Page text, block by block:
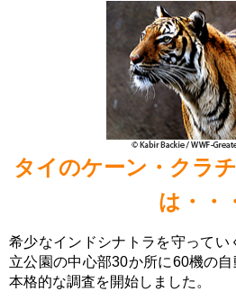
タイのケーン・クラ
は・・
希少なインドシナトラを守ってい
立公園の中心部30か所に60機の自
本格的な調査を開始しました。